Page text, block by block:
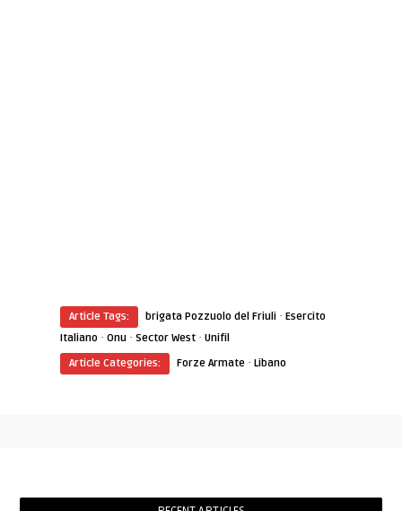
Article Tags: brigata Pozzuolo del Friuli ·Esercito
Italiano ·Onu ·Sector West ·Unifil
Article Categories:
Forze Armate ·Libano